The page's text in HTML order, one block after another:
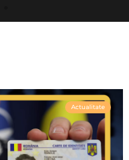
Actualitate